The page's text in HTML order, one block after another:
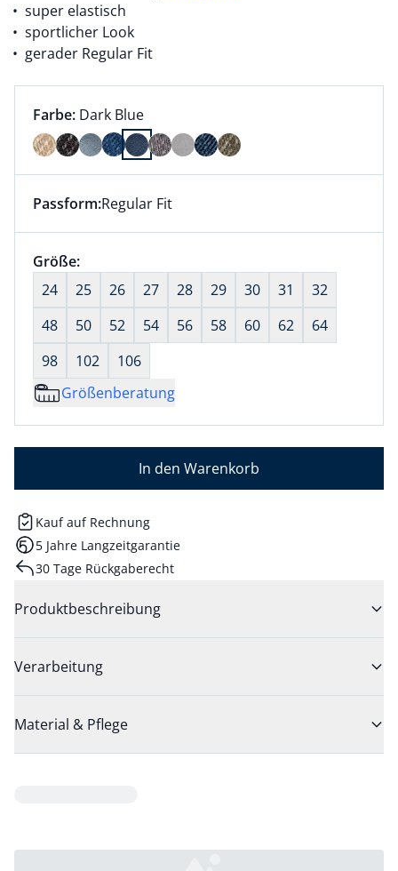
super elastisch
sportlicher Look
gerader Regular Fit
Farbauswahl:
Farbe: aktuell ausgewählt:
Dark Blue
Farbe Dark Blue ausgewählt
Dieser Artikel hat die Passform Regular Fit. für
Passform:Regular Fit
Größenauswahl:
Größe:nichts ausgewählt
24
25 26 27 28 29 30 31
32
48
50 52 54 56 58 60 62
64
98
102
106
Größenberatung
In den Warenkorb
Kauf auf Rechnung
5 Jahre Langzeitgarantie
30 Tage Rückgaberecht
Produktbeschreibung
Verarbeitung
Material & Pflege